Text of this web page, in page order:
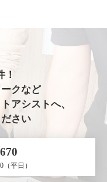
！
クなど
アシストへ、
さい
（平日）